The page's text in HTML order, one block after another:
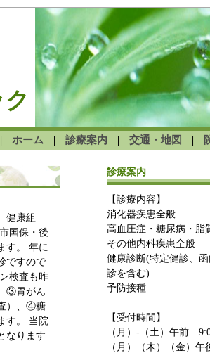
ホーム 診療案内 交通・地図
健康組
国保・後
す。 年に
ですので
検査も昨
③胃がん
）、④糖
す。 当院
なります
診療案内
【診療内容】
消化器疾患全般
高血圧症・糖尿病・脂
その他内科疾患全般
健康診断(特定健診、
診を含む)
予防接種
【受付時間】
（月）-（土）午前
（月）（木）（金）